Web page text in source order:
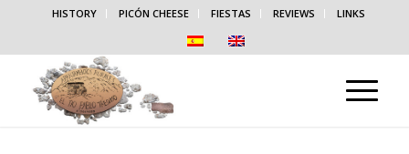
HISTORY PICÓN CHEESE FIESTAS REVIEWS LINKS